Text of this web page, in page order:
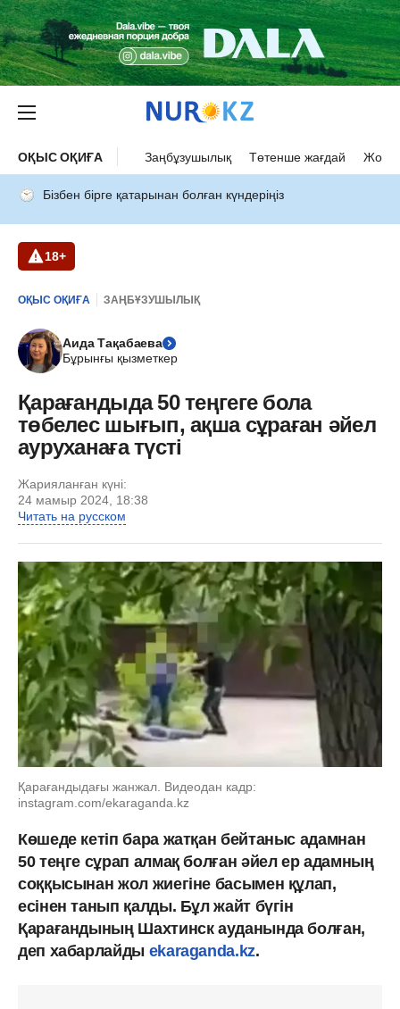
ОҚЫС ОҚИҒА Заңбұзушылық Төтенше жағдай Жол
Бізбен бірге қатарынан болған күндеріңіз
18+
ОҚЫС ОҚИҒА ЗАҢБҰЗУШЫЛЫҚ
Аида Тақабаева
Бұрынғы қызметкер
Қарағандыда 50 теңгеге бола
төбелес шығып, ақша сұраған әйел
ауруханаға түсті
Жарияланған күні:
24 мамыр 2024, 18:38
Читать на русском
Қарағандыдағы жанжал. Видеодан кадр:
instagram.com/ekaraganda.kz
Көшеде кетіп бара жатқан бейтаныс адамнан
50 теңге сұрап алмақ болған әйел ер адамның
соққысынан жол жиегіне басымен құлап,
есінен танып қалды. Бұл жайт бүгін
Қарағандының Шахтинск ауданында болған,
деп хабарлайды ekaraganda.kz.